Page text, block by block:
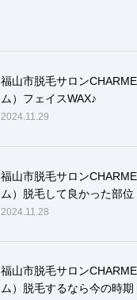
福山市脱毛サロン
ム）フェイスWAX♪
2024.11.29
福山市脱毛サロン
ム）脱毛して良かった部位
2024.11.28
福山市脱毛サロン
ム）脱毛するなら今の時期